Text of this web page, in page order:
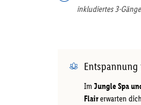
inkludiertes 3-
Im Jungle Spa
Flairerwarten